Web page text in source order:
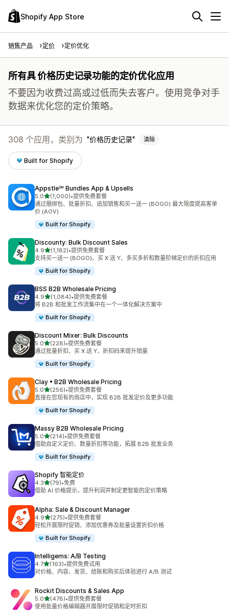
Shopify App Store
销售产品 定价 定价优化
所有具 价格历史记录功能的定价优化应用
不要因为收费过高或过低而失去客户。使用竞争对手
数据来优化您的定价策略。
308 个应用，类别为 价格历史记录 清除
Built for Shopify
Appstle℠ Bundles App & Upsells
5.0星（满分 5 星）
(1,000)
总共 1000 条评论
•提供免费套餐
通过捆绑包、批量折扣、追加销售和买一送一 (BOGO) 最大限度提高客单
价 (AOV)
Built for Shopify
Discounty: Bulk Discount Sales
4.9星（满分 5 星）
(1,182)
总共 1182 条评论
•提供免费套餐
支持买一送一 (BOGO)、买 X 送 Y、多买多折和数量阶梯定价的折扣应用
Built for Shopify
BSS B2B Wholesale Pricing
4.9星（满分 5 星）
(1,084)
总共 1084 条评论
•提供免费套餐
将 B2B 和批发工作流集中在一个一体化解决方案中
Built for Shopify
Discount Mixer: Bulk Discounts
5.0星（满分 5 星）
(228)
总共 228 条评论
•提供免费套餐
通过批量折扣、买 X 送 Y、折扣码来提升销量
Built for Shopify
Clay • B2B Wholesale Pricing
5.0星（满分 5 星）
(256)
总共 256 条评论
•提供免费套餐
直接在您现有的商店中，实现 B2B 批发定价及更多功能
Built for Shopify
Massy B2B Wholesale Pricing
5.0星（满分 5 星）
(214)
总共 214 条评论
•提供免费套餐
借助自定义定价、数量折扣等功能，拓展 B2B 批发业务
Built for Shopify
Shopify 智能定价
4.3星（满分 5 星）
(79)
总共 79 条评论
•免费
借助 AI 价格提示，提升利润并制定更智能的定价策略
Alpha: Sale & Discount Manager
4.9星（满分 5 星）
(275)
总共 275 条评论
•提供免费套餐
轻松开展限时促销、添加优惠券及批量设置折扣价格
Built for Shopify
Intelligems: A/B Testing
4.7星（满分 5 星）
(163)
总共 163 条评论
•提供免费试用
对价格、内容、发货、结账和购买后体验进行 A/B 测试
Rockit Discounts & Sales App
5.0星（满分 5 星）
(478)
总共 478 条评论
•提供免费套餐
使用批量价格编辑器开展限时促销和定时折扣